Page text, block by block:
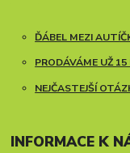
ĎÁBEL MEZI
PRODÁVÁME UŽ 15
NEJČASTEJŠÍ
INFORMACE K